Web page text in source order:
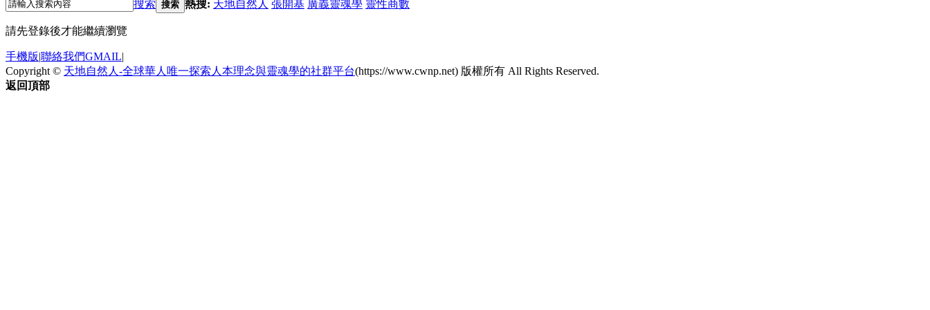
搜索 搜索 熱搜: 天地自然人 張開基 廣義靈魂學 靈性商數
請先登錄後才能繼續瀏覽
手機版|聯絡我們GMAIL|
Copyright © 天地自然人-全球華人唯一探索人本理念與靈魂學的社群平台(https://www.cwnp.net) 版權所有 All Rights Reserved.
返回頂部